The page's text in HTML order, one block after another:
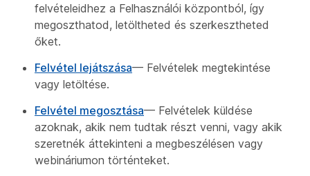
felvételeidhez a Felhasználói központból, így
megoszthatod, letöltheted és szerkesztheted
őket.
Felvétel lejátszása— Felvételek megtekintése
vagy letöltése.
Felvétel megosztása— Felvételek küldése
azoknak, akik nem tudtak részt venni, vagy akik
szeretnék áttekinteni a megbeszélésen vagy
webináriumon történteket.